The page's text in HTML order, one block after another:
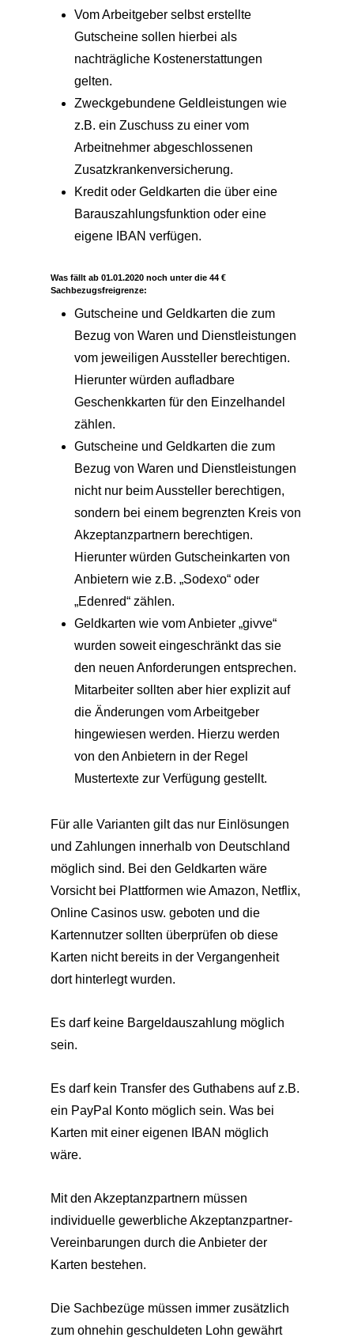
Vom Arbeitgeber selbst erstellte
Gutscheine sollen hierbei als
nachträgliche Kostenerstattungen
gelten.
Zweckgebundene Geldleistungen wie
z.B. ein Zuschuss zu einer vom
Arbeitnehmer abgeschlossenen
Zusatzkrankenversicherung.
Kredit oder Geldkarten die über eine
Barauszahlungsfunktion oder eine
eigene IBAN verfügen.
Was fällt ab 01.01.2020 noch unter die 44 €
Sachbezugsfreigrenze:
Gutscheine und Geldkarten die zum
Bezug von Waren und Dienstleistungen
vom jeweiligen Aussteller berechtigen.
Hierunter würden aufladbare
Geschenkkarten für den Einzelhandel
zählen.
Gutscheine und Geldkarten die zum
Bezug von Waren und Dienstleistungen
nicht nur beim Aussteller berechtigen,
sondern bei einem begrenzten Kreis von
Akzeptanzpartnern berechtigen.
Hierunter würden Gutscheinkarten von
Anbietern wie z.B. „Sodexo“ oder
„Edenred“ zählen.
Geldkarten wie vom Anbieter „givve“
wurden soweit eingeschränkt das sie
den neuen Anforderungen entsprechen.
Mitarbeiter sollten aber hier explizit auf
die Änderungen vom Arbeitgeber
hingewiesen werden. Hierzu werden
von den Anbietern in der Regel
Mustertexte zur Verfügung gestellt.
Für alle Varianten gilt das nur Einlösungen
und Zahlungen innerhalb von Deutschland
möglich sind. Bei den Geldkarten wäre
Vorsicht bei Plattformen wie Amazon, Netflix,
Online Casinos usw. geboten und die
Kartennutzer sollten überprüfen ob diese
Karten nicht bereits in der Vergangenheit
dort hinterlegt wurden.
Es darf keine Bargeldauszahlung möglich
sein.
Es darf kein Transfer des Guthabens auf z.B.
ein PayPal Konto möglich sein. Was bei
Karten mit einer eigenen IBAN möglich
wäre.
Mit den Akzeptanzpartnern müssen
individuelle gewerbliche Akzeptanzpartner-
Vereinbarungen durch die Anbieter der
Karten bestehen.
Die Sachbezüge müssen immer zusätzlich
zum ohnehin geschuldeten Lohn gewährt